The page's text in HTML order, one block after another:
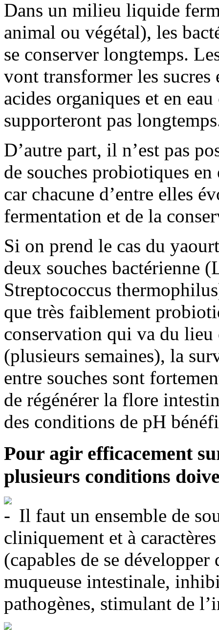
Dans un milieu liquide
animal ou végétal), les
se conserver longtemps.
vont transformer les
acides organiques et en
supporteront pas
D’autre part, il n’est pas
de souches probiotiques
car chacune d’entre elles
fermentation et de la
Si on prend le cas du
deux souches bactérienne
Streptococcus
que très faiblement
conservation qui va du
(plusieurs semaines), la
entre souches sont
de régénérer la flore
des conditions de pH
Pour agir efficacement
plusieurs conditions
Il faut un ensemble de
cliniquement et à
(capables de se développer
muqueuse intestinale,
pathogènes, stimulant de